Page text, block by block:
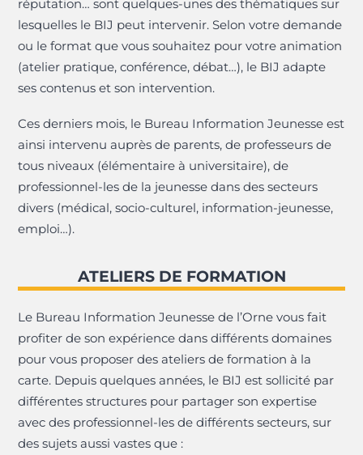
réputation… sont quelques-unes des thématiques sur
lesquelles le BIJ peut intervenir. Selon votre demande
ou le format que vous souhaitez pour votre animation
(atelier pratique, conférence, débat…), le BIJ adapte
ses contenus et son intervention.
Ces derniers mois, le Bureau Information Jeunesse est
ainsi intervenu auprès de parents, de professeurs de
tous niveaux (élémentaire à universitaire), de
professionnel-les de la jeunesse dans des secteurs
divers (médical, socio-culturel, information-jeunesse,
emploi…).
ATELIERS DE FORMATION
Le Bureau Information Jeunesse de l’Orne vous fait
profiter de son expérience dans différents domaines
pour vous proposer des ateliers de formation à la
carte. Depuis quelques années, le BIJ est sollicité par
différentes structures pour partager son expertise
avec des professionnel-les de différents secteurs, sur
des sujets aussi vastes que :